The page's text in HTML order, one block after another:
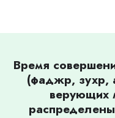
Время
(фаджр, зухр,
верующих